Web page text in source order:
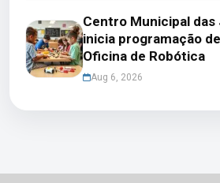
Centro Municipal
inicia programação
Oficina de Robótica
Aug 6, 2026